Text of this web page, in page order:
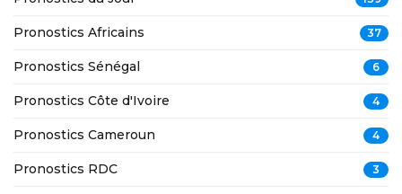
Pronostics Africains 37
Pronostics Sénégal 6
Pronostics Côte d'Ivoire 4
Pronostics Cameroun 4
Pronostics RDC 3